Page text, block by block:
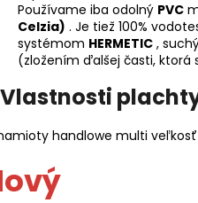
Používame iba odolný PVC
Celzia) . Je tiež 100%
systémom HERMETIC ,
(zložením ďalšej časti,
Vlastnosti